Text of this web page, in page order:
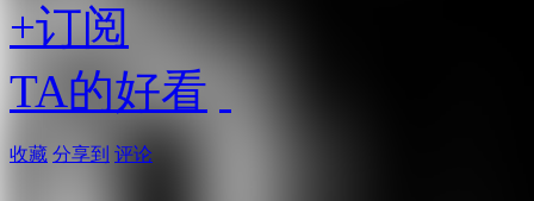
+订阅
TA的好看
收藏 分享到 评论